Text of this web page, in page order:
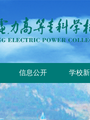
信息公开 学校
学校
校园